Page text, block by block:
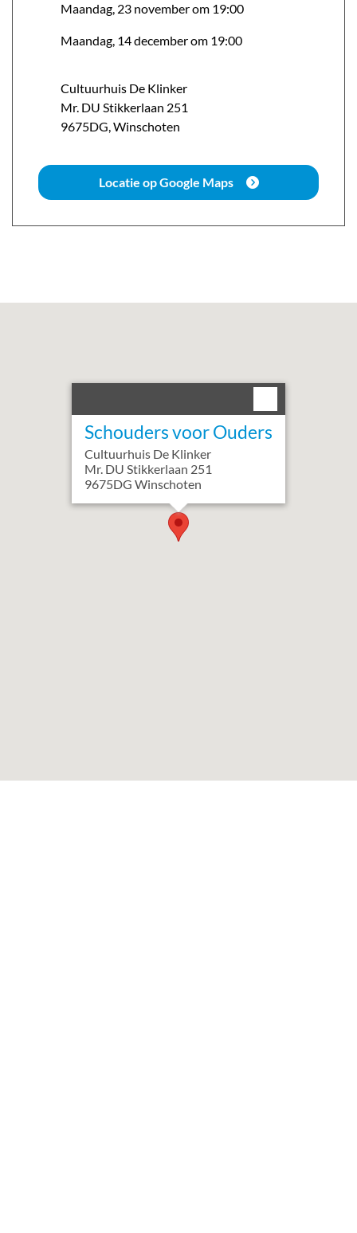
Maandag, 23 november om 19:00
Maandag, 14 december om 19:00
Cultuurhuis De Klinker
Mr. DU Stikkerlaan 251
9675DG,Winschoten
Locatie op Google Maps
Schouders voor Ouders
Cultuurhuis De Klinker
Mr. DU Stikkerlaan 251
9675DG Winschoten